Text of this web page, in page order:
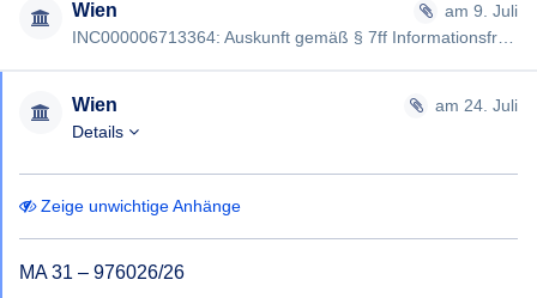
Wien
am 9. Juli
Wien
am 24. Juli
Details
Zeige unwichtige Anhänge
MA 31 – 976026/26